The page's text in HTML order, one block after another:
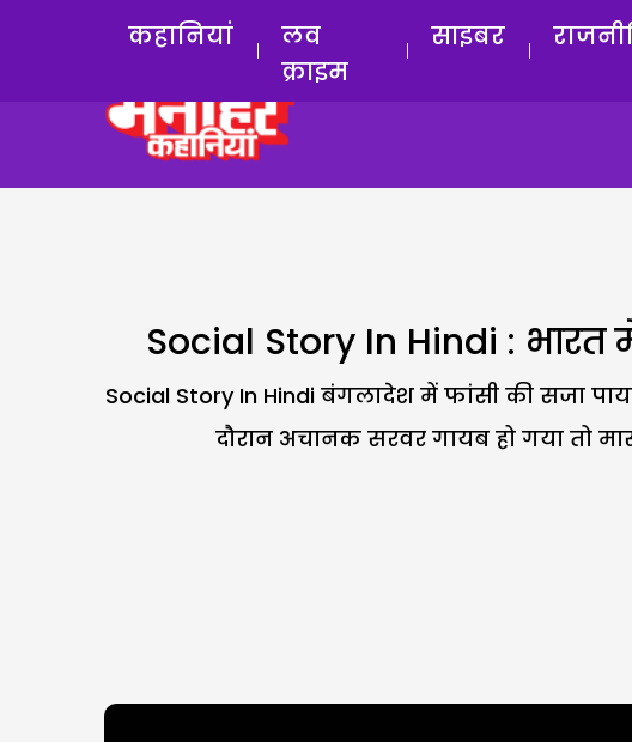
कहानियां
लव
क्राइम
साइबर
Social Story In Hindi : भारत
Social Story In Hindi बंगलादेश में फांसी की सजा
दौरान अचानक सरवर गायब हो गया तो